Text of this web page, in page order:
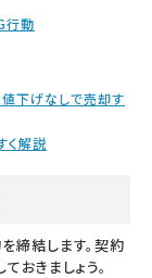
行動
下げなしで売却す
く解説
締結します。契約
おきましょう。